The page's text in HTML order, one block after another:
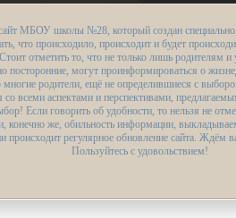
МБОУ школы №28, который создан
что происходило, происходит и будет
отметить то, что не только лишь родителям и
посторонние, могут проинформироваться о
многие родители, ещё не определившиеся с
со всеми аспектами и перспективами,
Если говорить об удобности, то нельзя не
конечно же, обильность информации,
происходит регулярное обновление сайта. Ждём
Пользуйтесь с удовольствием!